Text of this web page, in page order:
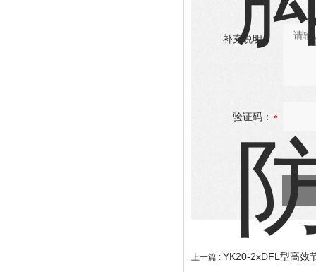
补充说明：
验证码：
上一篇 : YK20-2xDFL型高效